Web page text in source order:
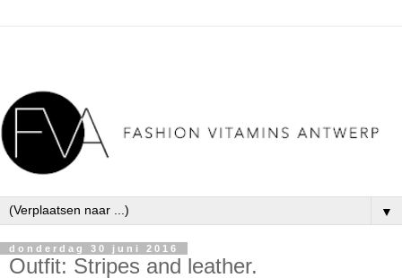
▼
donderdag 30 juni 2016
Outfit: Stripes and leather.